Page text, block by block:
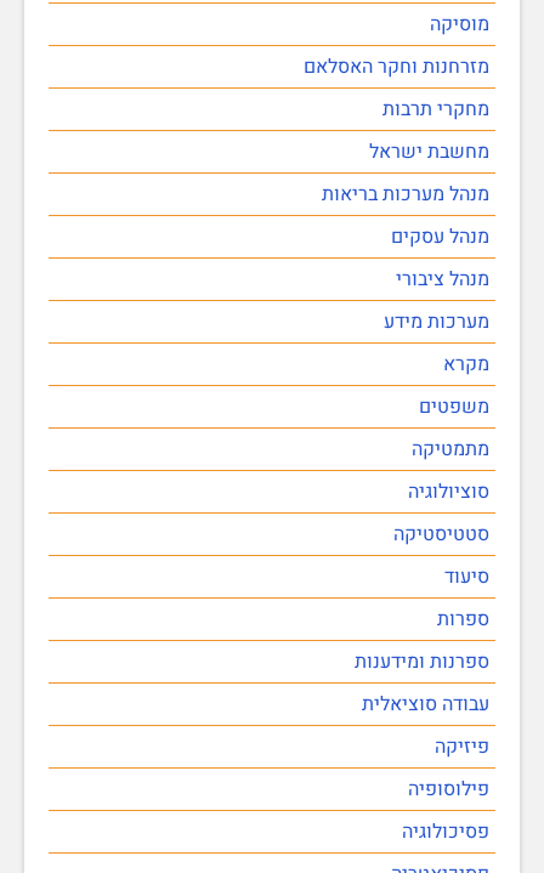
מוסיקה
מזרחנות וחקר האסלאם
מחקרי תרבות
מחשבת ישראל
מנהל מערכות בריאות
מנהל עסקים
מנהל ציבורי
מערכות מידע
מקרא
משפטים
מתמטיקה
סוציולוגיה
סטטיסטיקה
סיעוד
ספרות
ספרנות ומידענות
עבודה סוציאלית
פיזיקה
פילוסופיה
פסיכולוגיה